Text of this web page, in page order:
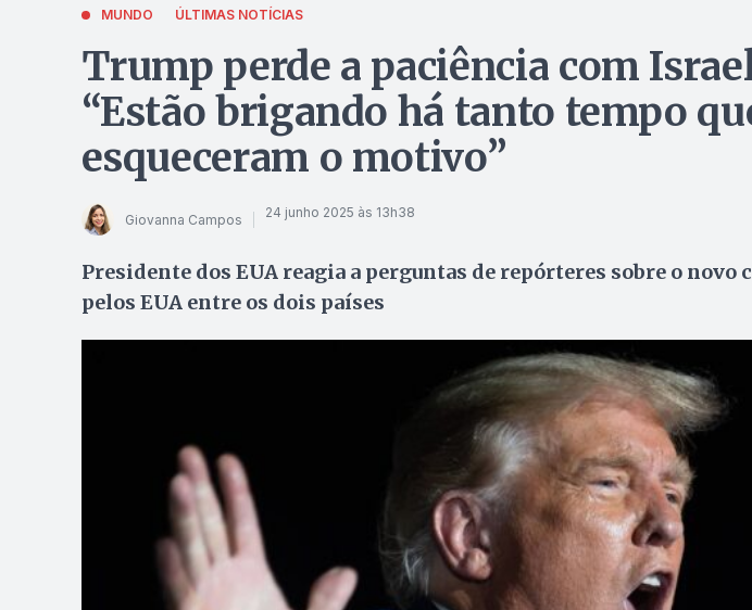
MUNDO ÚLTIMAS NOTÍCIAS
Trump perde a paciência com
“Estão brigando há tanto tempo
esqueceram o motivo”
Giovanna Campos 24 junho 2025 às 13h38
Presidente dos EUA reagia a perguntas de repórteres sobre o novo
pelos EUA entre os dois países